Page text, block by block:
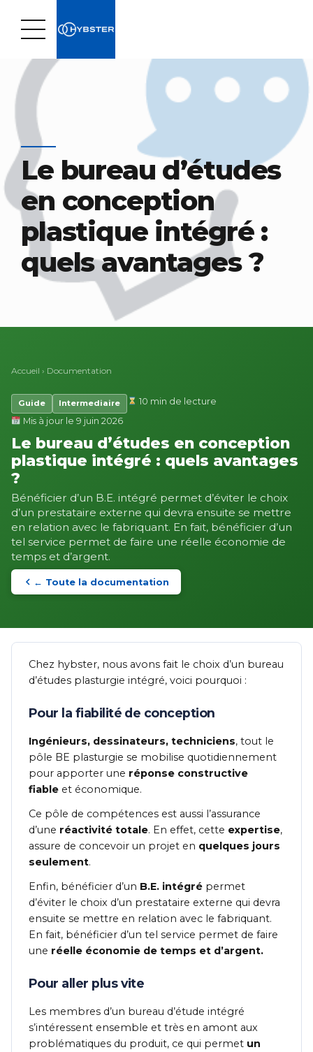
Le bureau d’études
en conception
plastique intégré :
quels avantages ?
Accueil › Documentation
Guide Intermediaire
10 min de lecture
Mis à jour le 9 juin 2026
Le bureau d’études en conception
plastique intégré : quels avantages
?
Bénéficier d’un B.E. intégré permet d’éviter le choix
d’un prestataire externe qui devra ensuite se mettre
en relation avec le fabriquant. En fait, bénéficier d’un
tel service permet de faire une réelle économie de
temps et d’argent.
← Toute la documentation
Chez hybster, nous avons fait le choix d’un bureau
d’études plasturgie intégré, voici pourquoi :
Pour la fiabilité de conception
Ingénieurs, dessinateurs, techniciens, tout le
pôle BE plasturgie se mobilise quotidiennement
pour apporter une réponse constructive
fiable et économique.
Ce pôle de compétences est aussi l’assurance
d’une réactivité totale. En effet, cette expertise,
assure de concevoir un projet en quelques jours
seulement.
Enfin, bénéficier d’un B.E. intégré permet
d’éviter le choix d’un prestataire externe qui devra
ensuite se mettre en relation avec le fabriquant.
En fait, bénéficier d’un tel service permet de faire
une réelle économie de temps et d’argent.
Pour aller plus vite
Les membres d’un bureau d’étude intégré
s’intéressent ensemble et très en amont aux
problématiques du produit, ce qui permet un